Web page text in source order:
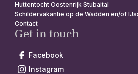
Huttentocht Oostenrijk Stubaital
Schildervakantie op de Wadden en/of
Contact
Get in touch
Facebook
Instagram